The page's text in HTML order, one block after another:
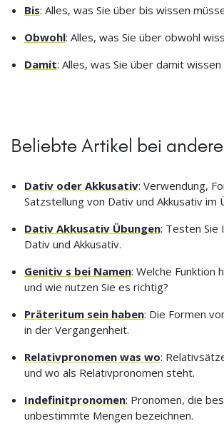
Bis: Alles, was Sie über bis wissen
Obwohl: Alles, was Sie über obwohl
Damit: Alles, was Sie über damit
Beliebte Artikel bei
Dativ oder Akkusativ: Verwendung,
Satzstellung von Dativ und Akkusativ im
Dativ Akkusativ Übungen: Testen Sie
Dativ und Akkusativ.
Genitiv s bei Namen: Welche Funktion
und wie nutzen Sie es richtig?
Präteritum sein haben: Die Formen
in der Vergangenheit.
Relativpronomen was wo:
und wo als Relativpronomen steht.
Indefinitpronomen: Pronomen, die
unbestimmte Mengen bezeichnen.